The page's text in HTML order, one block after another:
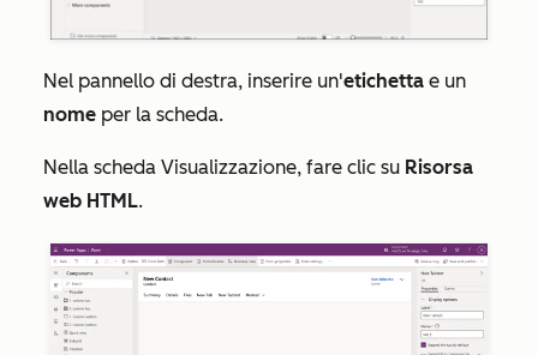
Nel pannello di destra, inserire un'etichetta e un
nome per la scheda.
Nella scheda Visualizzazione, fare clic su Risorsa
web HTML.